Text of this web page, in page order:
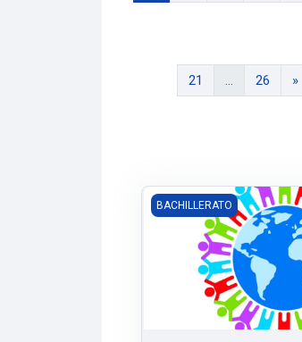
21 Página 2126 »
PRIMERO BGU "C" -
BACHILLERATO